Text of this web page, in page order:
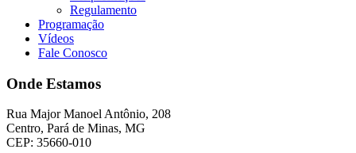
Regulamento
Programação
Vídeos
Fale Conosco
Onde Estamos
Rua Major Manoel Antônio, 208
Centro, Pará de Minas, MG
CEP: 35660-010